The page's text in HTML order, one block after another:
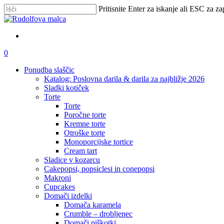
Skip
to
content
Pritisnite Enter za iskanje ali ESC za
Zapri
išči
account
0
Ponudba slaščic
Katalog: Poslovna darila & darila za najbližje 2026
Sladki kotiček
Torte
Torte
Poročne torte
Kremne torte
Otroške torte
Monoporcijske tortice
Cream tart
Sladice v kozarcu
Cakepopsi, popsiclesi in conepopsi
Makroni
Cupcakes
Domači izdelki
Domača karamela
Crumble – drobljenec